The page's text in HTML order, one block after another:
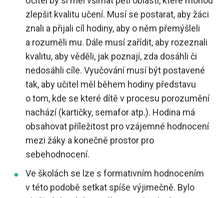
zlepšit kvalitu učení. Musí se postarat, aby žáci
znali a přijali cíl hodiny, aby o něm přemýšleli
a rozuměli mu. Dále musí zařídit, aby rozeznali
kvalitu, aby věděli, jak poznají, zda dosáhli či
nedosáhli cíle. Vyučování musí být postavené
tak, aby učitel měl během hodiny představu
o tom, kde se které dítě v procesu porozumění
nachází (kartičky, semafor atp.). Hodina má
obsahovat příležitost pro vzájemné hodnocení
mezi žáky a konečně prostor pro
sebehodnocení.
Ve školách se lze s formativním hodnocením
v této podobě setkat spíše výjimečně. Bylo